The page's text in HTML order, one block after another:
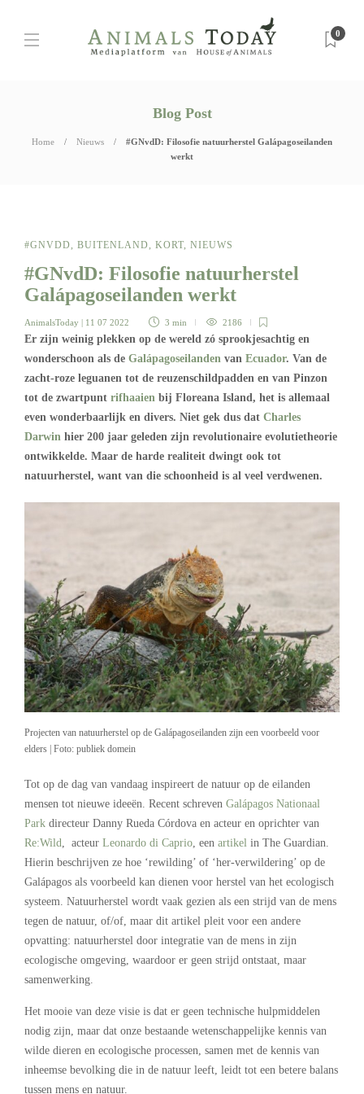
0
Blog Post
Home Nieuws
#GNvdD: Filosofie natuurherstel Galápagoseilanden
werkt
#GNVDD, BUITENLAND, KORT, NIEUWS
#GNvdD: Filosofie natuurherstel
Galápagoseilanden werkt
AnimalsToday | 11 07 2022 3 min 2186
Er zijn weinig plekken op de wereld zó sprookjesachtig en
wonderschoon als de Galápagoseilanden van Ecuador. Van de
zacht-roze leguanen tot de reuzenschildpadden en van Pinzon
tot de zwartpunt rifhaaien bij Floreana Island, het is allemaal
even wonderbaarlijk en divers. Niet gek dus dat Charles
Darwin hier 200 jaar geleden zijn revolutionaire evolutietheorie
ontwikkelde. Maar de harde realiteit dwingt ook tot
natuurherstel, want van die schoonheid is al veel verdwenen.
Projecten van natuurherstel op de Galápagoseilanden zijn een voorbeeld voor
elders | Foto: publiek domein
Tot op de dag van vandaag inspireert de natuur op de eilanden
mensen tot nieuwe ideeën. Recent schreven Galápagos Nationaal
Park directeur Danny Rueda Córdova en acteur en oprichter van
Re:Wild, acteur Leonardo di Caprio, een artikel in The Guardian.
Hierin beschrijven ze hoe ‘rewilding’ of ‘her-verwildering’ op de
Galápagos als voorbeeld kan dienen voor herstel van het ecologisch
systeem. Natuurherstel wordt vaak gezien als een strijd van de mens
tegen de natuur, of/of, maar dit artikel pleit voor een andere
opvatting: natuurherstel door integratie van de mens in zijn
ecologische omgeving, waardoor er geen strijd ontstaat, maar
samenwerking.
Het mooie van deze visie is dat er geen technische hulpmiddelen
nodig zijn, maar dat onze bestaande wetenschappelijke kennis van
wilde dieren en ecologische processen, samen met de kennis van
inheemse bevolking die in de natuur leeft, leidt tot een betere balans
tussen mens en natuur.